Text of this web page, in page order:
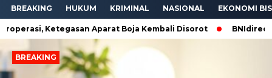
BREAKING HUKUM KRIMINAL NASIONAL EKONOMI
Ketegasan Aparat Boja Kembali Disorot BNIdirect
BREAKING